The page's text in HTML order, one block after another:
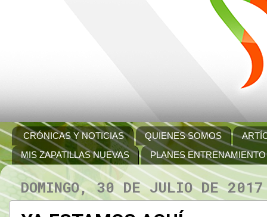
CRÓNICAS Y NOTICIAS QUIENES SOMOS
MIS ZAPATILLAS NUEVAS
PLANES ENTRENAMIENTO
DOMINGO, 30 DE JULIO DE 2017